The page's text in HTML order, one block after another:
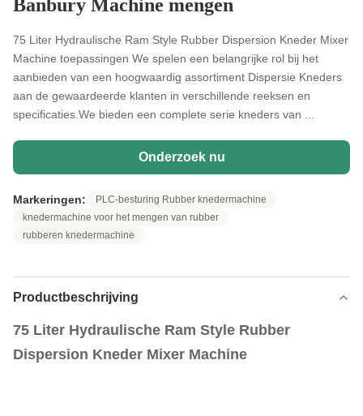
Banbury Machine mengen
75 Liter Hydraulische Ram Style Rubber Dispersion Kneder Mixer
Machine toepassingen We spelen een belangrijke rol bij het
aanbieden van een hoogwaardig assortiment Dispersie Kneders
aan de gewaardeerde klanten in verschillende reeksen en
specificaties.We bieden een complete serie kneders van ...
Onderzoek nu
Markeringen:
PLC-besturing Rubber knedermachine
knedermachine voor het mengen van rubber
rubberen knedermachine
Productbeschrijving
75 Liter Hydraulische Ram Style Rubber
Dispersion Kneder Mixer Machine